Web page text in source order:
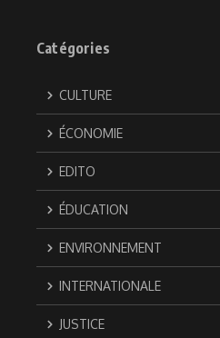
Catégories
CULTURE
ÉCONOMIE
EDITO
ÉDUCATION
ENVIRONNEMENT
INTERNATIONALE
JUSTICE